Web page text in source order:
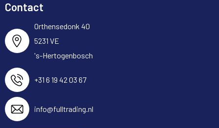
Contact
Orthensedonk 40
5231 VE
's-Hertogenbosch
+31 6 19 42 03 67
info@fulltrading.nl